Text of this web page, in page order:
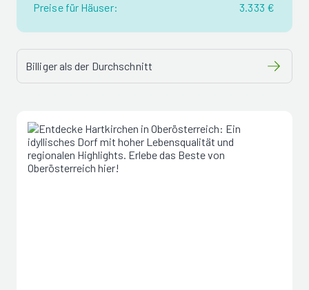
Preise für Häuser:
3.333 €
Billiger als der Durchschnitt